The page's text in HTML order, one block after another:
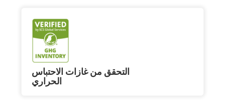
التحقق من غازات الاحتباس
الحراري